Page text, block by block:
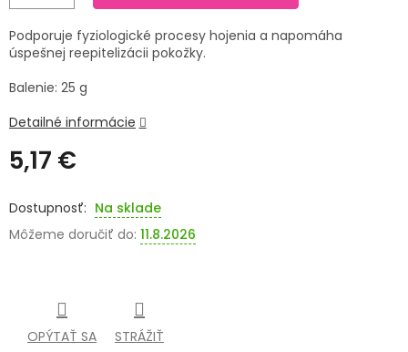
VETERINA
SENIORI
ZNAČKY
Prihlásenie
5,17 €
cena:
Na sklade
Môžeme doručiť do: 11.8.2026
Podporuje fyziologické procesy hojenia a napomáha
úspešnej reepitelizácii pokožky.
Balenie: 25 g
Detailné informácie
OPÝTAŤ SA STRÁŽIŤ